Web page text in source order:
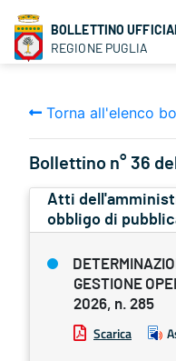
BOLLETTINO
REGIONE PUGLIA
Torna all'elenco
Bollettino n° 36
Atti
obbligo di
GESTIONE
2026, n. 285
Scarica